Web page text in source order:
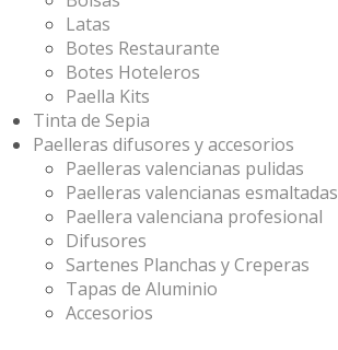
Latas
Botes Restaurante
Botes Hoteleros
Paella Kits
Tinta de Sepia
Paelleras difusores y accesorios
Paelleras valencianas pulidas
Paelleras valencianas esmaltadas
Paellera valenciana profesional
Difusores
Sartenes Planchas y Creperas
Tapas de Aluminio
Accesorios